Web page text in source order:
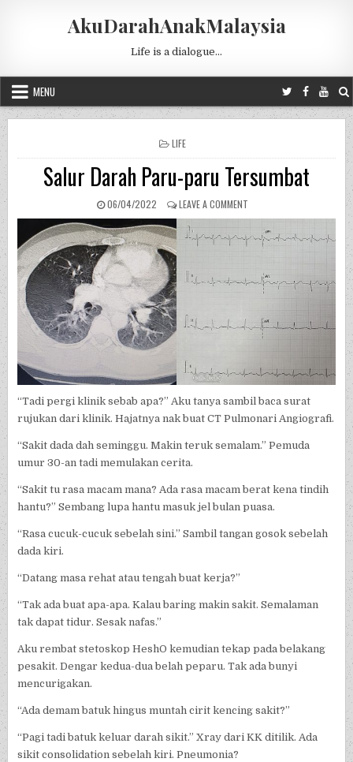
AkuDarahAnakMalaysia
Life is a dialogue…
MENU
POSTED IN
LIFE
Salur Darah Paru-paru Tersumbat
PUBLISHED DATE:
06/04/2022 LEAVE A COMMENT ON SALUR DARAH PARU-
“Tadi pergi klinik sebab apa?” Aku tanya sambil baca surat
rujukan dari klinik. Hajatnya nak buat CT Pulmonari Angiografi.
“Sakit dada dah seminggu. Makin teruk semalam.” Pemuda
umur 30-an tadi memulakan cerita.
“Sakit tu rasa macam mana? Ada rasa macam berat kena tindih
hantu?” Sembang lupa hantu masuk jel bulan puasa.
“Rasa cucuk-cucuk sebelah sini.” Sambil tangan gosok sebelah
dada kiri.
“Datang masa rehat atau tengah buat kerja?”
“Tak ada buat apa-apa. Kalau baring makin sakit. Semalaman
tak dapat tidur. Sesak nafas.”
Aku rembat stetoskop HeshO kemudian tekap pada belakang
pesakit. Dengar kedua-dua belah peparu. Tak ada bunyi
mencurigakan.
“Ada demam batuk hingus muntah cirit kencing sakit?”
“Pagi tadi batuk keluar darah sikit.” Xray dari KK ditilik. Ada
sikit consolidation sebelah kiri. Pneumonia?